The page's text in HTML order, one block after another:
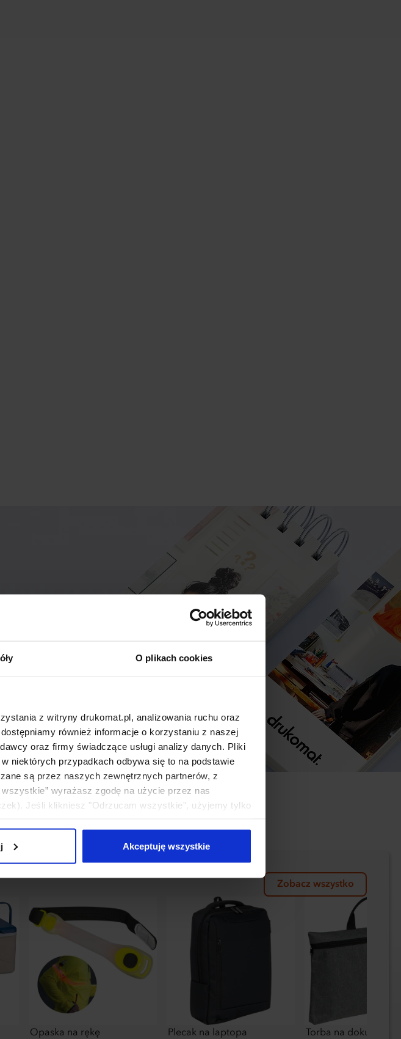
O plikach cookies
z witryny drukomat.pl, analizowania ruchu oraz
również informacje o korzystaniu z naszej
oraz firmy świadczące usługi analizy danych. Pliki
niektórych przypadkach odbywa się to na podstawie
są przez naszych zewnętrznych partnerów, z
wyrażasz zgodę na użycie przez nas
Jeśli klikniesz "Odrzucam wszystkie", użyjemy tylko
Akceptuję wszystkie
Zobacz wszystko
Opaska na rękę Plecak na laptopa Torba na dokumenty